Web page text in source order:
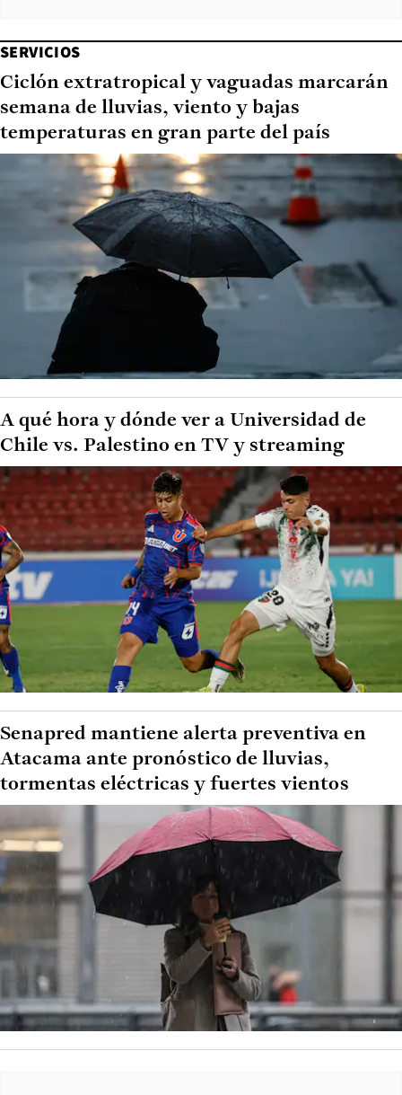
SERVICIOS
Ciclón extratropical y vaguadas marcarán
semana de lluvias, viento y bajas
temperaturas en gran parte del país
A qué hora y dónde ver a Universidad de
Chile vs. Palestino en TV y streaming
Senapred mantiene alerta preventiva en
Atacama ante pronóstico de lluvias,
tormentas eléctricas y fuertes vientos